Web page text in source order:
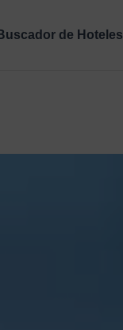
de Hoteles